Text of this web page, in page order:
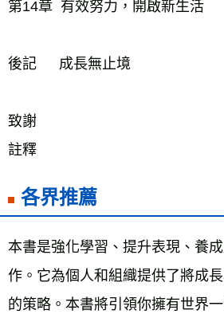
第14章  有效努力，開啟新生活
後記　  成長無止境
致謝
註釋
各界推薦
本書是強化學習、提升表現、養
作。它為個人和組織提供了將成
的策略。本書將引領你擁有世界